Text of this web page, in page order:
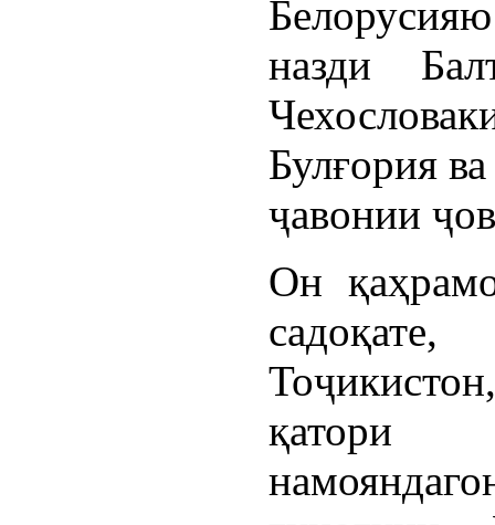
назди
Булғория
ҷавонии
Он
қатори